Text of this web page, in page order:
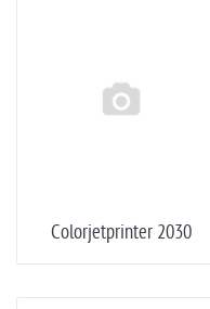
Colorjetprinter 2030